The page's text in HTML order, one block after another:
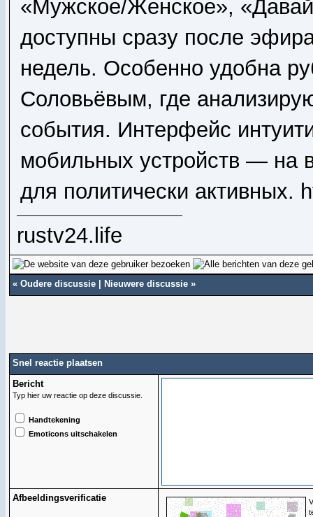
«Мужское/Женское»,
доступны сразу после
недель. Особенно удобна
Соловьёвым, где
события. Интерфейс
мобильных устройств — на
для политически активных.
rustv24.life
« Oudere discussie Nieuwere discussie »
Snel reactie plaatsen
Bericht
Typ hier uw reactie op deze discussie.
Handtekening
Emoticons uitschakelen
Afbeeldingsverificatie